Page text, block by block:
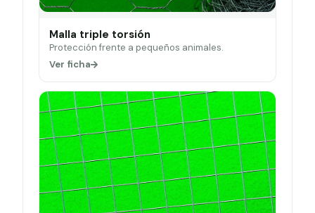
Malla triple torsión
Protección frente a pequeños animales.
Ver ficha